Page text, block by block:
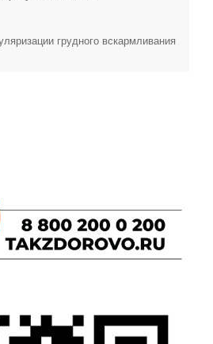
грудного вскармливания